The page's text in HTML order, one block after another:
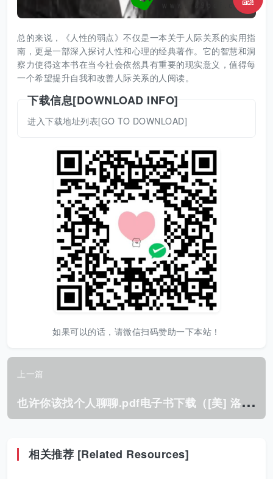
总的来说，《人性的弱点》不仅是一本关于人际关系的实用指
南，更是一部深入探讨人性和心理的经典著作。它的智慧和洞
察力使得这本书在当今社会依然具有重要的现实意义，值得每
一个希望提升自我和改善人际关系的人阅读。
下载信息[DOWNLOAD INFO]
进入下载地址列表[GO TO DOWNLOAD]
如果可以的话，请微信扫码赞助一下本站！
上一篇
也
许你该找个人聊聊.pdf电子书下载（[美] 洛莉 · 戈特利布 (Lori Gottlieb) 著）
相关推荐 [Related Resources]